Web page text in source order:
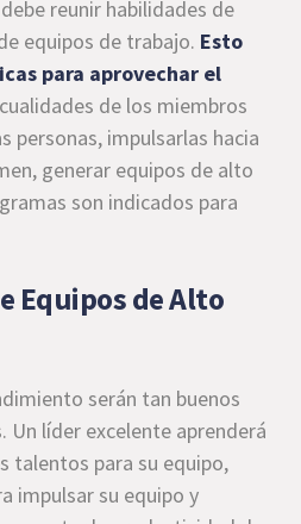
reunir habilidades de
equipos de trabajo. Esto
para aprovechar el
de los miembros
personas, impulsarlas hacia
generar equipos de alto
son indicados para
Equipos de Alto
serán tan buenos
Un líder excelente aprenderá
talentos para su equipo,
impulsar su equipo y